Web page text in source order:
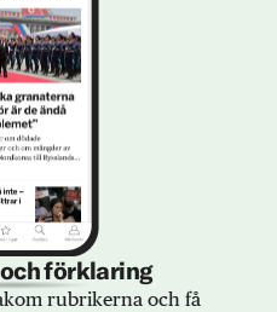
förklaring
rubrikerna och få